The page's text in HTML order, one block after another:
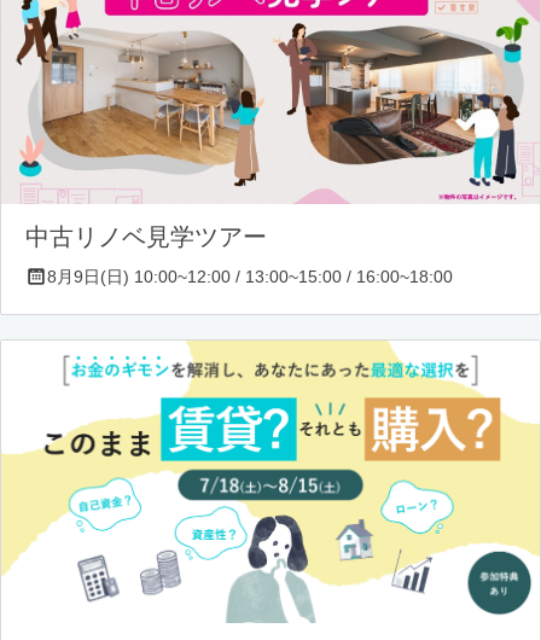
中古リノベ見学ツアー
8月9日(日) 10:00~12:00 / 13:00~15:00 / 16:00~18:00